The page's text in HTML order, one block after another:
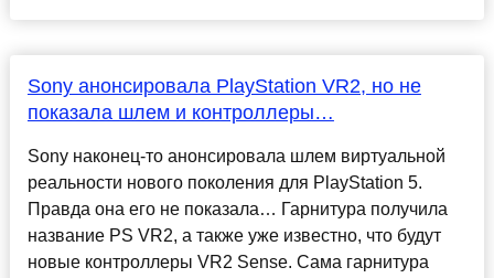
Sony анонсировала PlayStation VR2, но не
показала шлем и контроллеры…
Sony наконец-то анонсировала шлем виртуальной
реальности нового поколения для PlayStation 5.
Правда она его не показала… Гарнитура получила
название PS VR2, а также уже известно, что будут
новые контроллеры VR2 Sense. Сама гарнитура